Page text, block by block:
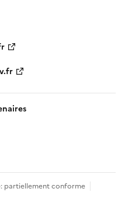
partiellement conforme